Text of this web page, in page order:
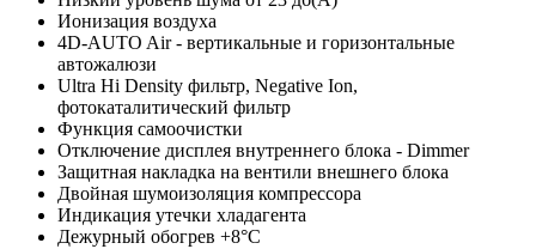
Ионизация воздуха
4D-AUTO Air - вертикальные и горизонтальные
автожалюзи
Ultra Hi Density фильтр, Negative Ion,
фотокаталитический фильтр
Функция самоочистки
Отключение дисплея внутреннего блока - Dimmer
Защитная накладка на вентили внешнего блока
Двойная шумоизоляция компрессора
Индикация утечки хладагента
Дежурный обогрев +8°С